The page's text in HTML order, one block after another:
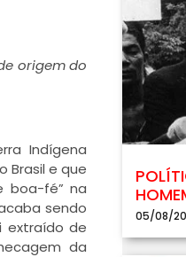
origem do
Indígena
Brasil e que
boa-fé” na
sendo
extraído de
da
05/08/